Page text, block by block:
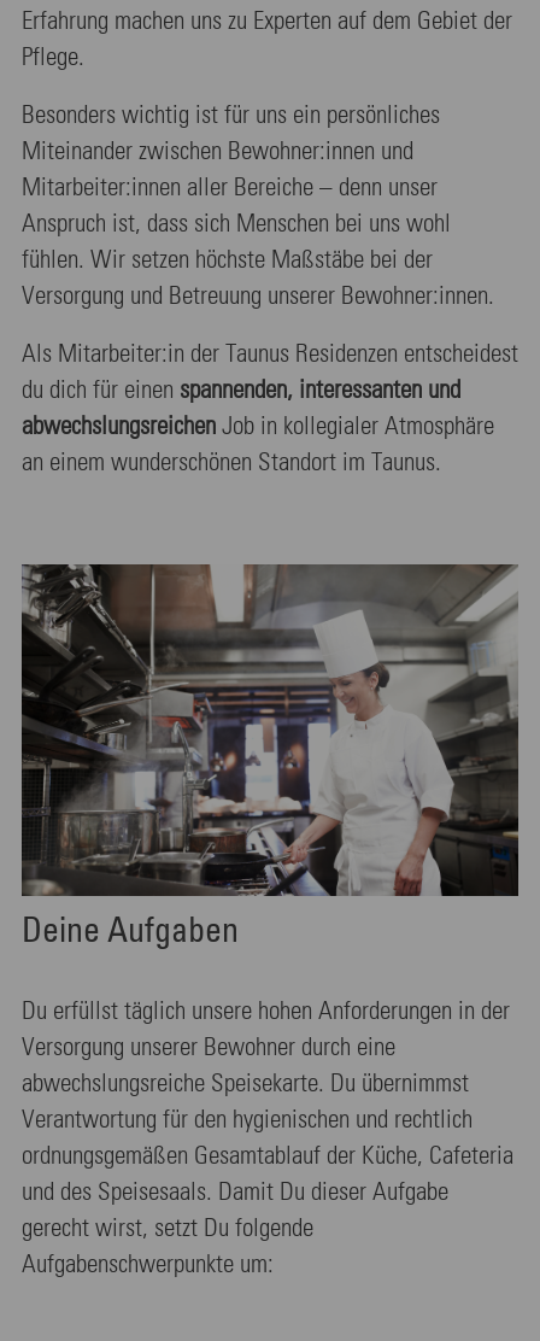
Erfahrung machen uns zu Experten auf dem Gebiet der
Pflege.
Besonders wichtig ist für uns ein persönliches
Miteinander zwischen Bewohner:innen und
Mitarbeiter:innen aller Bereiche – denn unser
Anspruch ist, dass sich Menschen bei uns wohl
fühlen. Wir setzen höchste Maßstäbe bei der
Versorgung und Betreuung unserer Bewohner:innen.
Als Mitarbeiter:in der Taunus Residenzen entscheidest
du dich für einen spannenden, interessanten und
abwechslungsreichen Job in kollegialer Atmosphäre
an einem wunderschönen Standort im Taunus.
Deine Aufgaben
Du erfüllst täglich unsere hohen Anforderungen in der
Versorgung unserer Bewohner durch eine
abwechslungsreiche Speisekarte. Du übernimmst
Verantwortung für den hygienischen und rechtlich
ordnungsgemäßen Gesamtablauf der Küche, Cafeteria
und des Speisesaals. Damit Du dieser Aufgabe
gerecht wirst, setzt Du folgende
Aufgabenschwerpunkte um: